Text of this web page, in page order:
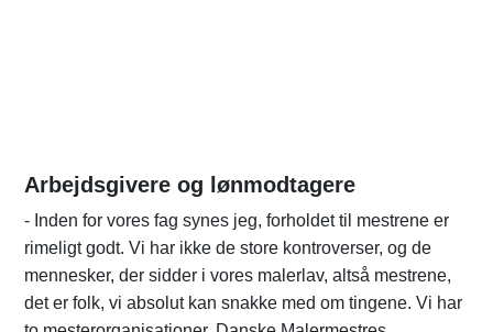
Arbejdsgivere og lønmodtagere
- Inden for vores fag synes jeg, forholdet til mestrene er
rimeligt godt. Vi har ikke de store kontroverser, og de
mennesker, der sidder i vores malerlav, altså mestrene,
det er folk, vi absolut kan snakke med om tingene. Vi har